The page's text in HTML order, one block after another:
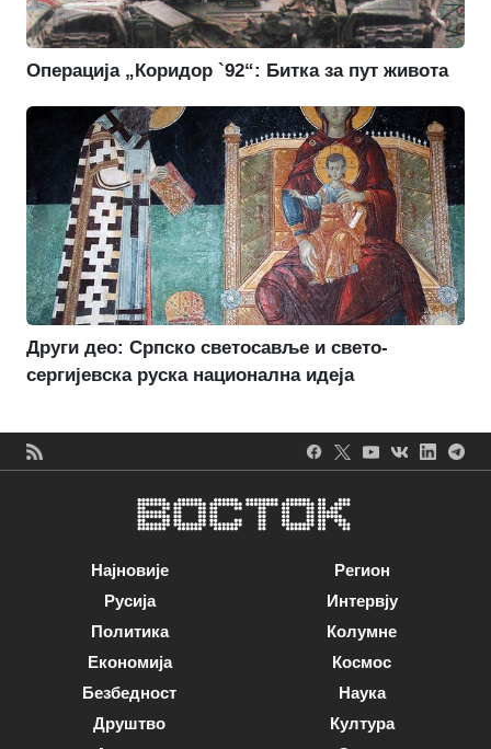
Операција „Коридор `92“: Битка за пут живота
Други део: Српско светосавље и свето-
сергијевска руска национална идеја
Најновије
Русија
Политика
Економија
Безбедност
Друштво
Регион
Интервју
Колумне
Космос
Наука
Култура